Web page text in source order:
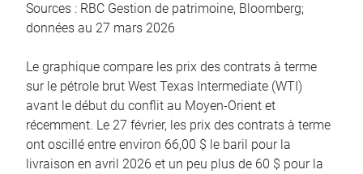
Sources : RBC Gestion de patrimoine, Bloomberg;
données au 27 mars 2026
Le graphique compare les prix des contrats à terme
sur le pétrole brut West Texas Intermediate (WTI)
avant le début du conflit au Moyen-Orient et
récemment. Le 27 février, les prix des contrats à terme
ont oscillé entre environ 66,00 $ le baril pour la
livraison en avril 2026 et un peu plus de 60 $ pour la